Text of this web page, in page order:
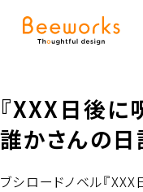
『XXX日後
誰かさんの日
ブシロードノベル『